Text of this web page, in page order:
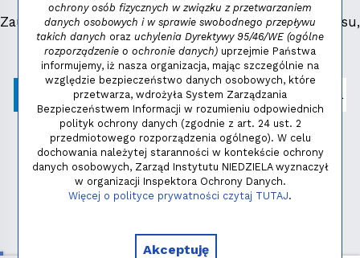
Zauważyłeś błąd, masz propozycje dotyczące serwisu,
napisz:niezbednik@niedziela.pl
Polityka prywatności
Copyright © 2026 - Instytut NIEDZIELA
ochrony osób fizycznych w związku z przetwarzaniem
danych osobowych i w sprawie swobodnego przepływu
takich danych oraz uchylenia Dyrektywy 95/46/WE (ogólne
rozporządzenie o ochronie danych) uprzejmie Państwa
informujemy, iż nasza organizacja, mając szczególnie na
względzie bezpieczeństwo danych osobowych, które
przetwarza, wdrożyła System Zarządzania
Bezpieczeństwem Informacji w rozumieniu odpowiednich
polityk ochrony danych (zgodnie z art. 24 ust. 2
przedmiotowego rozporządzenia ogólnego). W celu
dochowania należytej staranności w kontekście ochrony
danych osobowych, Zarząd Instytutu NIEDZIELA wyznaczył
w organizacji Inspektora Ochrony Danych.
Więcej o polityce prywatności czytaj TUTAJ.
Akceptuję